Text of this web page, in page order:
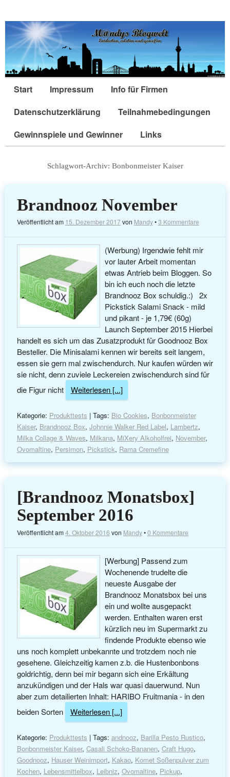
Start Impressum
Info für Firmen
Datenschutzerklärung
Teilnahmebedingungen
Gewinnspiele und Gewinner
Links
Schlagwort-Archiv: Bonbonmeister Kaiser
Brandnooz November
Veröffentlicht am 15. Dezember 2017von Mandy•3 Kommentare
(Werbung) Irgendwie fehlt mir
vor lauter Arbeit momentan
etwas Antrieb beim Bloggen. So
bin ich euch noch die letzte
Brandnooz Box schuldig.:) 2x
Pickstick Salami Snack - mild
und pikant - je 1,79€ (60g)
Launch September 2015 Hierbei
handelt es sich um das Zusatzprodukt für Goodnooz Box
Besteller. Die Minisalami kennen wir bereits seit langem,
essen sie gern mal zwischendurch. Nur kaufen würden wir
sie nicht, denn zuviele Leckereien zwischendurch sind für
die Figur nicht
Weiterlesen [...]
Kategorie: Produkttests | Tags: Bio Cookies, Bonbonmeister
Kaiser, Brandnooz Box, Johnnie Walker Red Label, Lambertz,
Milka Collage & Waves, Milkana, MiXery Alkoholfrei, November,
Ovomaltine, Persimon, Pickstick, Rama Cremefine
[Brandnooz Monatsbox]
September 2016
Veröffentlicht am4. Oktober 2016 von Mandy•0 Kommentare
[Werbung] Passend zum
Wochenende trudelte die
neueste Ausgabe der
Brandnooz Monatsbox bei uns
ein und wollte ausgepackt
werden. Enthalten waren erst
kürzlich neu im Supermarkt zu
findende Produkte ebenso wie
uns noch komplett unbekannte und trotzdem noch nie
gesehene. Gleichzeitig kamen z.b. die Hustenbonbons
goldrichtig, denn bei mir begann sich eine Erkältung
anzukündigen und der Hals war quasi dauerwund. Nun
aber zum detailierten Inhalt: HARIBO Fruitmania - in den
beiden Sorten
Weiterlesen [...]
Kategorie: Produkttests | Tags: andnooz, Barilla Pesto Rustico,
Bonbonmeister Kaiser, Casali Schoko-Bananen, Craft Hugo,
Goodnooz, Hauser Weinimport, Kakao, Komet Soßenpulver zum
Kochen, Lebensmittelbox, Leibniz, Ovomaltine, Pickup,